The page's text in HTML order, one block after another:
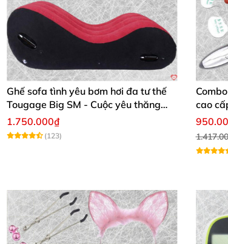
Ghế sofa tình yêu bơm hơi đa tư thế
Tougage Big SM - Cuộc yêu thăng
hoa, nhanh chóng mua
1.750.000₫
(123)
cao